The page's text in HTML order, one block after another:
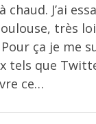
chaud. J’ai
très
ça je me
tels que
ce…